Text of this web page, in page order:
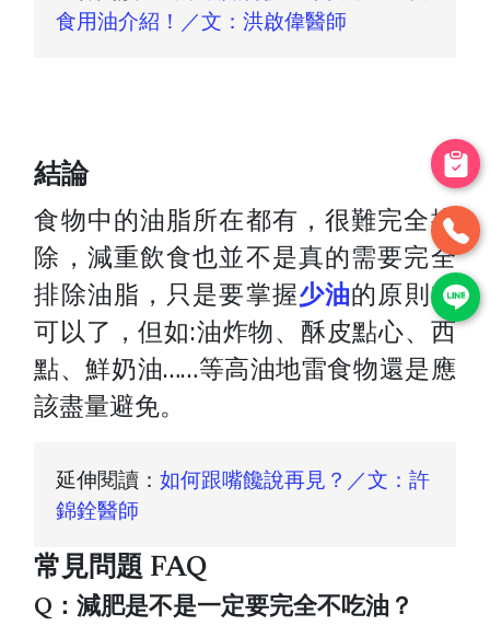
食用油介紹！／文：洪啟偉醫師
結論
食物中的油脂所在都有，很難完全排
除，減重飲食也並不是真的需要完全
排除油脂，只是要掌握少油的原則就
可以了，但如:油炸物、酥皮點心、西
點、鮮奶油……等高油地雷食物還是應
該盡量避免。
延伸閱讀：如何跟嘴饞說再見？／文：許
錦銓醫師
常見問題 FAQ
Q：減肥是不是一定要完全不吃油？